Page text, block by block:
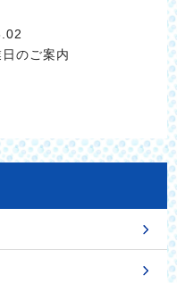
のご案内